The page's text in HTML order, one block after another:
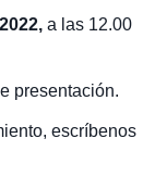
a las 12.00
presentación.
escríbenos